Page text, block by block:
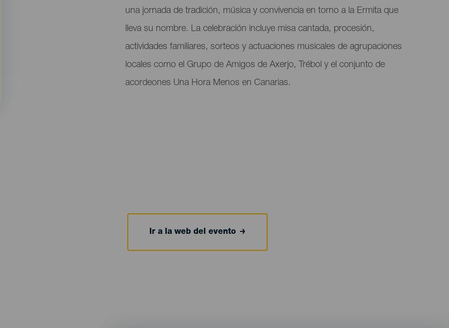
del
evento
una jornada de tradición, música y convivencia en torno a la Ermita que
lleva su nombre. La celebración incluye misa cantada, procesión,
actividades familiares, sorteos y actuaciones musicales de agrupaciones
locales como el Grupo de Amigos de Axerjo, Trébol y el conjunto de
acordeones Una Hora Menos en Canarias.
Ir a la web del evento